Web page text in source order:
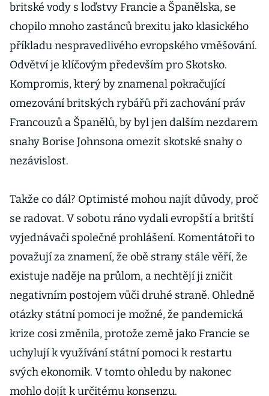
britské vody s loďstvy Francie a Španělska, se
chopilo mnoho zastánců brexitu jako klasického
příkladu nespravedlivého evropského vměšování.
Odvětví je klíčovým především pro Skotsko.
Kompromis, který by znamenal pokračující
omezování britských rybářů při zachování práv
Francouzů a Španělů, by byl jen dalším nezdarem
snahy Borise Johnsona omezit skotské snahy o
nezávislost.
Takže co dál? Optimisté mohou najít důvody, proč
se radovat. V sobotu ráno vydali evropští a britští
vyjednávači společné prohlášení. Komentátoři to
považují za znamení, že obě strany stále věří, že
existuje naděje na průlom, a nechtějí ji zničit
negativním postojem vůči druhé straně. Ohledně
otázky státní pomoci je možné, že pandemická
krize cosi změnila, protože země jako Francie se
uchylují k využívání státní pomoci k restartu
svých ekonomik. V tomto ohledu by nakonec
mohlo dojít k určitému konsenzu.